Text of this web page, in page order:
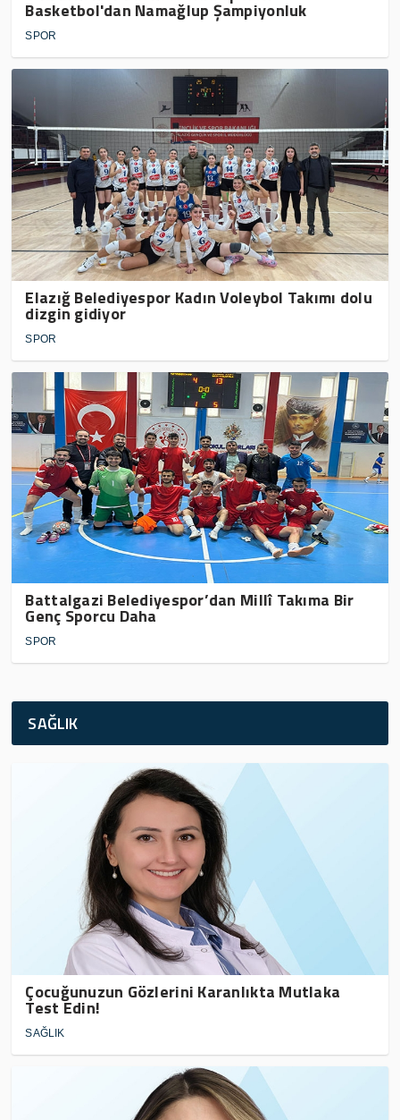
Basketbol'dan Namağlup Şampiyonluk
SPOR
Elazığ Belediyespor Kadın Voleybol Takımı dolu
dizgin gidiyor
SPOR
Battalgazi Belediyespor’dan Millî Takıma Bir
Genç Sporcu Daha
SPOR
SAĞLIK
Çocuğunuzun Gözlerini Karanlıkta Mutlaka
Test Edin!
SAĞLIK